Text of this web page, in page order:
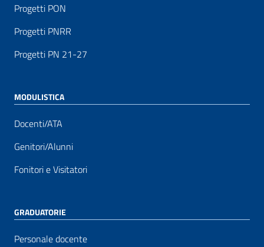
Progetti PON
Progetti PNRR
Progetti PN 21-27
MODULISTICA
Docenti/ATA
Genitori/Alunni
Fonitori e Visitatori
GRADUATORIE
Personale docente